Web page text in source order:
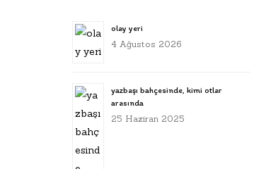
olay yeri
4 Ağustos 2026
yazbaşı bahçesinde, kimi otlar
arasında
25 Haziran 2025